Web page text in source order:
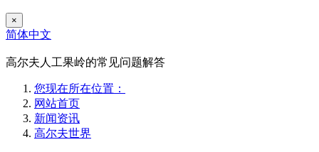
×
简体中文
高尔夫人工果岭的常见问题解答
您现在所在位置：
网站首页
新闻资讯
高尔夫世界